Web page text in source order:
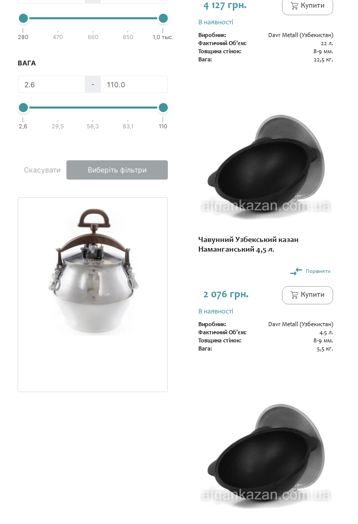
280 470 660 850 1,0 тыс.
ВАГА
-
2,6 29,5 56,3 83,1 110
Скасувати Виберіть фільтри
4 127 грн. Купити
В наявності
Виробник:
Davr Metall (Узбекистан)
Фактичний Об'єм:
22 л.
Товщина стінок:
8-9 мм.
Вага:
22,5 кг.
Чавунний Узбекський казан
Наманганський 4,5 л.
Порівняти
2 076 грн. Купити
В наявності
Виробник:
Davr Metall (Узбекистан)
Фактичний Об'єм:
4.5 л.
Товщина стінок:
8-9 мм.
Вага:
5,5 кг.